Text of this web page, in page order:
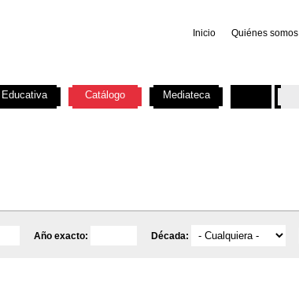
Inicio Quiénes somos
Año exacto: Década:
Educativa Catálogo Mediateca